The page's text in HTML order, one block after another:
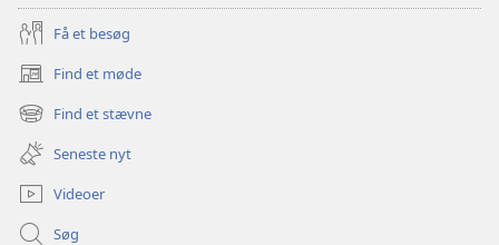
Få et besøg
Find et møde
(åbner
nyt
vindue)
Find et stævne
(åbner
nyt
vindue)
Seneste nyt
Videoer
Søg